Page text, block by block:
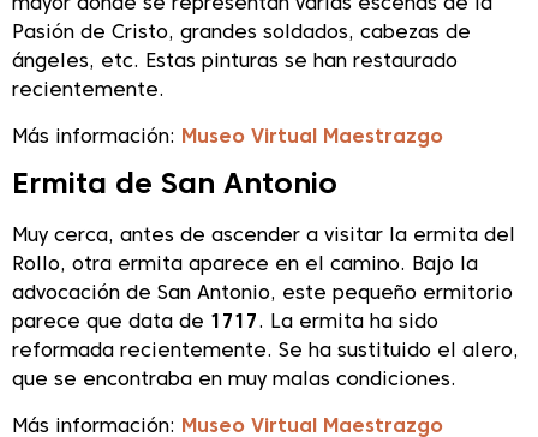
mayor donde se representan varias escenas de la
Pasión de Cristo, grandes soldados, cabezas de
ángeles, etc. Estas pinturas se han restaurado
recientemente.
Más información: Museo Virtual Maestrazgo
Ermita de San Antonio
Muy cerca, antes de ascender a visitar la ermita del
Rollo, otra ermita aparece en el camino. Bajo la
advocación de San Antonio, este pequeño ermitorio
parece que data de 1717 . La ermita ha sido
reformada recientemente. Se ha sustituido el alero,
que se encontraba en muy malas condiciones.
Más información: Museo Virtual Maestrazgo